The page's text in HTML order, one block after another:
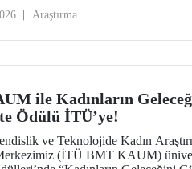
Araştırma
ile Kadınların
Ödülü İTÜ’ye!
ve Teknolojide Kadın
(İTÜ BMT KAUM)